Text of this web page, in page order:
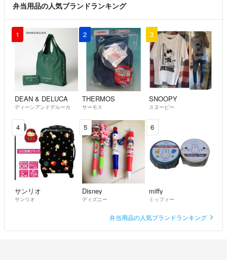
⭕受け取り後、評価は24時間以内でお願い致します。事情で受け取り
が遅れる場合はご連絡をお願い致します。
宜しくお願い致します。
弁当用品の人気ブランドランキング
1
DEAN & DELUCA
ディーンアンドデルーカ
2
THERMOS
サーモス
3
SNOOPY
スヌーピー
4
サンリオ
サンリオ
5
Disney
ディズニー
6
miffy
ミッフィー
弁当用品の人気ブランドランキング